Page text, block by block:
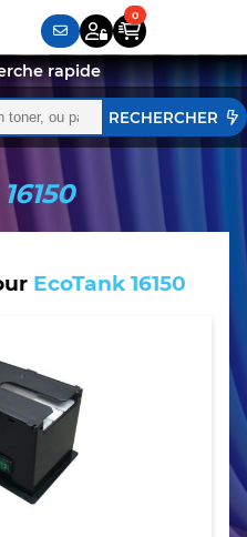
sont
rapide
EcoTank 16150